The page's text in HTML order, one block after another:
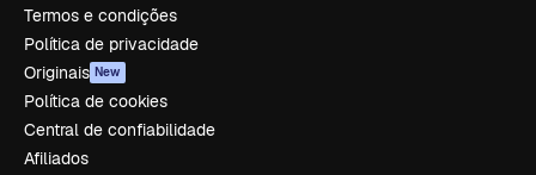
Termos e condições
Política de privacidade
Originais New
Política de cookies
Central de confiabilidade
Afiliados